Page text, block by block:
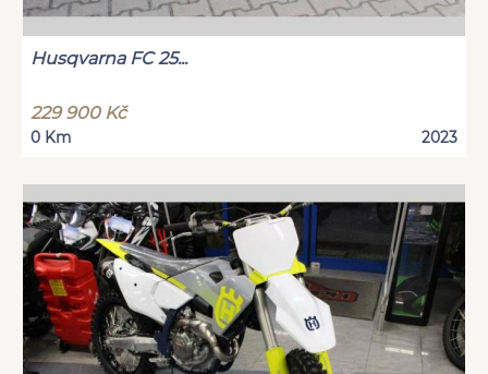
Husqvarna FC 25...
229 900 Kč
0 Km 2023